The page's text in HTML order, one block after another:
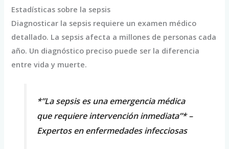
Estadísticas sobre la sepsis
Diagnosticar la sepsis requiere un examen médico
detallado. La sepsis afecta a millones de personas cada
año. Un diagnóstico preciso puede ser la diferencia
entre vida y muerte.
*”La sepsis es una emergencia médica
que requiere intervención inmediata”* –
Expertos en enfermedades infecciosas